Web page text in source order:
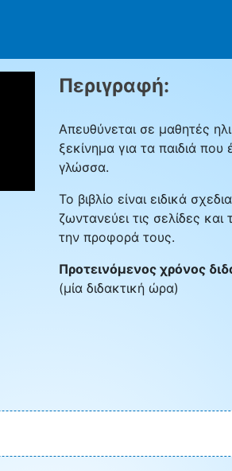
Περιγραφή:
Απευθύνεται σε μαθητές
ξεκίνημα για τα παιδιά
γλώσσα.
Το βιβλίο είναι ειδικά
ζωντανεύει τις σελίδες
την προφορά τους.
Προτεινόμενος χρόνος
(μία διδακτική ώρα)